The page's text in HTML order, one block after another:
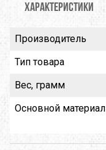
ХАРАКТЕРИСТИКИ
Производитель
Тип товара
Вес, грамм
Основной материал